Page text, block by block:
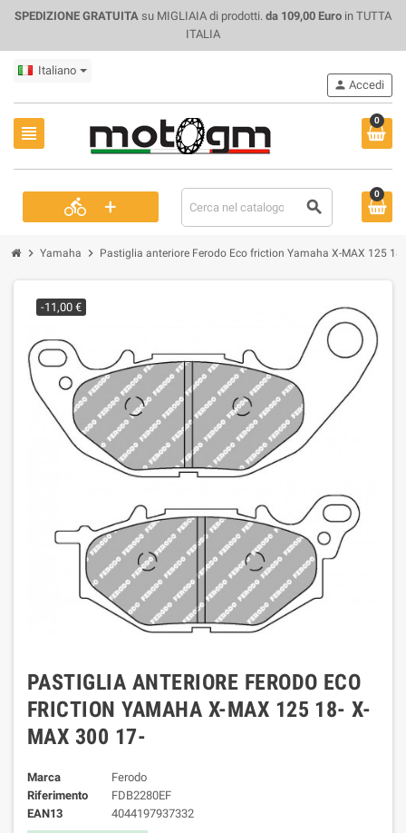
SPEDIZIONE GRATUITA su MIGLIAIA di prodotti. da 109,00 Euro in TUTTA
ITALIA
Italiano
view_headline
0
directions_bike + search
person Accedi
0
chevron_right Yamaha chevron_right Pastiglia anteriore Ferodo Eco friction Yamaha X-MAX 125
-11,00 €
PASTIGLIA ANTERIORE FERODO ECO
FRICTION YAMAHA X-MAX 125 18- X-
MAX 300 17-
Marca
Ferodo
Riferimento
FDB2280EF
EAN13
4044197937332